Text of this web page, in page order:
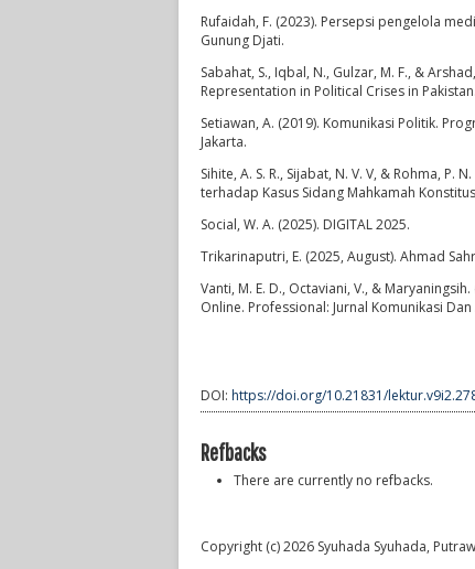
Rufaidah, F. (2023). Persepsi pengelola
Gunung Djati.
Sabahat, S., Iqbal, N., Gulzar, M. F., &
Representation in Political Crises in
Setiawan, A. (2019). Komunikasi Politik.
Jakarta.
Sihite, A. S. R., Sijabat, N. V. V, & Rohma,
terhadap Kasus Sidang Mahkamah
Social, W. A. (2025). DIGITAL 2025.
Trikarinaputri, E. (2025, August). Ahmad
Vanti, M. E. D., Octaviani, V., &
Online. Professional: Jurnal Komunikasi
DOI: https://doi.org/10.21831/
Refbacks
There are currently no refbacks.
Copyright (c) 2026 Syuhada Syuhada,